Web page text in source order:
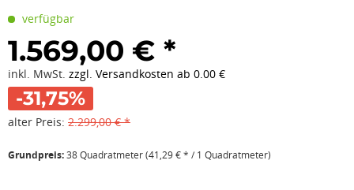
verfügbar
1.569,00 € *
inkl. MwSt. zzgl. Versandkosten ab 0.00 €
-31,75%
alter Preis: 2.299,00 € *
Grundpreis:38 Quadratmeter (41,29 € * / 1 Quadratmeter)